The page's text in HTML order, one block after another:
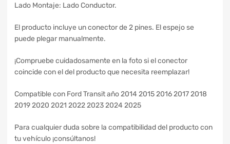
Lado Montaje: Lado Conductor.
El producto incluye un conector de 2 pines. El espejo se
puede plegar manualmente.
¡Compruebe cuidadosamente en la foto si el conector
coincide con el del producto que necesita reemplazar!
Compatible con Ford Transit año 2014 2015 2016 2017 2018
2019 2020 2021 2022 2023 2024 2025
Para cualquier duda sobre la compatibilidad del producto con
tu vehículo ¡consúltanos!